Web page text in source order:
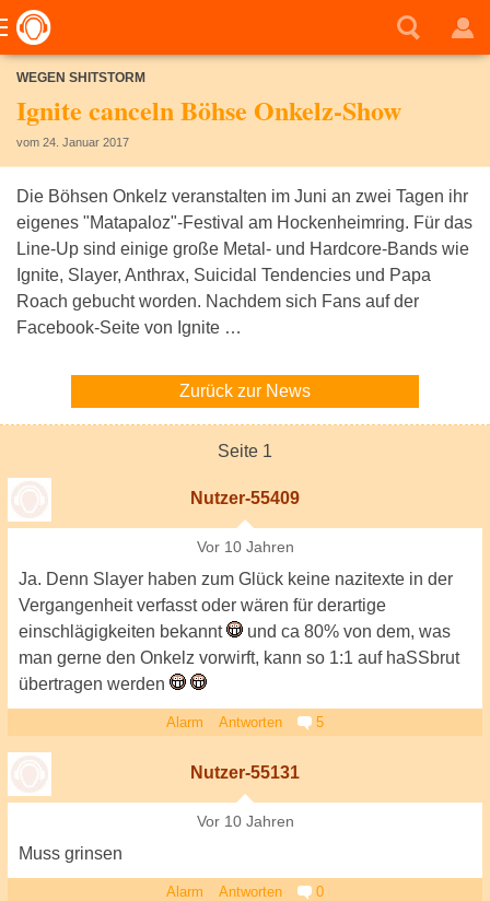
WEGEN SHITSTORM
Ignite canceln Böhse Onkelz-Show
vom 24. Januar 2017
Die Böhsen Onkelz veranstalten im Juni an zwei Tagen ihr
eigenes "Matapaloz"-Festival am Hockenheimring. Für das
Line-Up sind einige große Metal- und Hardcore-Bands wie
Ignite, Slayer, Anthrax, Suicidal Tendencies und Papa
Roach gebucht worden. Nachdem sich Fans auf der
Facebook-Seite von Ignite …
Zurück zur News
Seite 1
Nutzer-55409
Vor 10 Jahren
Ja. Denn Slayer haben zum Glück keine nazitexte in der
Vergangenheit verfasst oder wären für derartige
einschlägigkeiten bekannt
und ca 80% von dem, was
man gerne den Onkelz vorwirft, kann so 1:1 auf haSSbrut
übertragen werden
Alarm Antworten 5
Nutzer-55131
Vor 10 Jahren
Muss grinsen
Alarm Antworten 0